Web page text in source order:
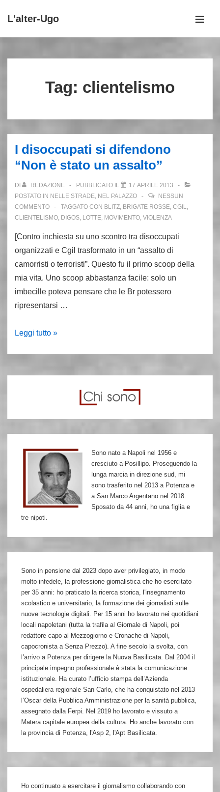
Vai
principale
L'alter-Ugo
principale
Tag: clientelismo
I disoccupati si difendono
“Non è stato un assalto”
DI REDAZIONE PUBBLICATO IL
17 APRILE 2013
POSTATO IN NELLE STRADE, NEL PALAZZO
NESSUN
COMMENTO
TAGGATO CON BLITZ, BRIGATE ROSSE, CGIL,
CLIENTELISMO, DIGOS, LOTTE, MOVIMENTO, VIOLENZA
[Contro inchiesta su uno scontro tra disoccupati
organizzati e Cgil trasformato in un “assalto di
camorristi o terroristi”. Questo fu il primo scoop della
mia vita. Uno scoop abbastanza facile: solo un
imbecille poteva pensare che le Br potessero
ripresentarsi …
I
difendono
Leggi tutto »
Sono nato a Napoli nel 1956 e
cresciuto a Posillipo. Proseguendo la
lunga marcia in direzione sud, mi
sono trasferito nel 2013 a Potenza e
a San Marco Argentano nel 2018.
Sposato da 44 anni, ho una figlia e
tre nipoti.
Sono in pensione dal 2023 dopo aver privilegiato, in modo
molto infedele, la professione giornalistica che ho esercitato
per 35 anni: ho praticato la ricerca storica, l'insegnamento
scolastico e universitario, la formazione dei giornalisti sulle
nuove tecnologie digitali. Per 15 anni ho lavorato nei quotidiani
locali napoletani (tutta la trafila al Giornale di Napoli, poi
redattore capo al Mezzogiorno e Cronache di Napoli,
capocronista a Senza Prezzo). A fine secolo la svolta, con
l’arrivo a Potenza per dirigere la Nuova Basilicata. Dal 2004 il
principale impegno professionale è stata la comunicazione
istituzionale. Ha curato l’ufficio stampa dell’Azienda
ospedaliera regionale San Carlo, che ha conquistato nel 2013
l’Oscar della Pubblica Amministrazione per la sanità pubblica,
assegnato dalla Ferpi. Nel 2019 ho lavorato e vissuto a
Matera capitale europea della cultura. Ho anche lavorato con
la provincia di Potenza, l'Asp 2, l'Apt Basilicata.
Ho continuato a esercitare il giornalismo collaborando con